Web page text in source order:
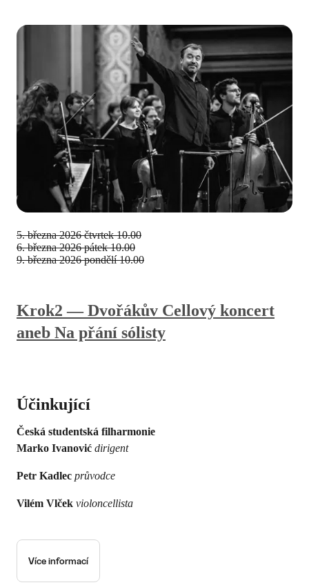
Krok2 — Dvořákův Cellový koncert
aneb Na přání sólisty
Účinkující
Česká studentská filharmonie
Marko Ivanović dirigent
Petr Kadlec průvodce
Vilém Vlček violoncellista
5. března 2026 čtvrtek 10.00
6. března 2026 pátek 10.00
9. března 2026 pondělí 10.00
Více informací